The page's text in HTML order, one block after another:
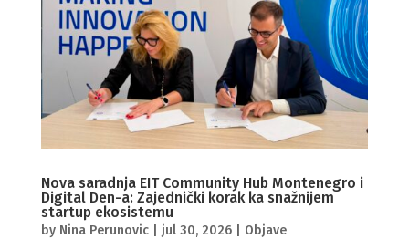
Nova saradnja EIT Community Hub Montenegro i
Digital Den-a: Zajednički korak ka snažnijem
startup ekosistemu
by Nina Perunovic| jul 30, 2026| Objave